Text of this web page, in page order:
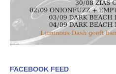
FACEBOOK FEED